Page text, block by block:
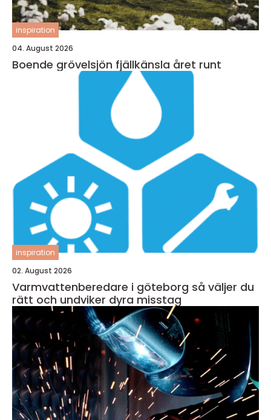
inspiration
04. August 2026
Boende grövelsjön fjällkänsla året runt
inspiration
02. August 2026
Varmvattenberedare i göteborg så väljer du
rätt och undviker dyra misstag